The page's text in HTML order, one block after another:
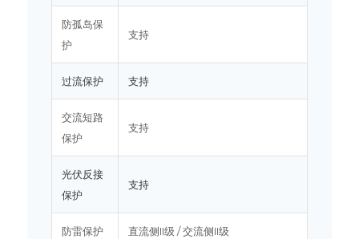
防孤岛保
护
支持
过流保护 支持
交流短路
保护
支持
光伏反接
保护
支持
防雷保护 直流侧II级 / 交流侧II级